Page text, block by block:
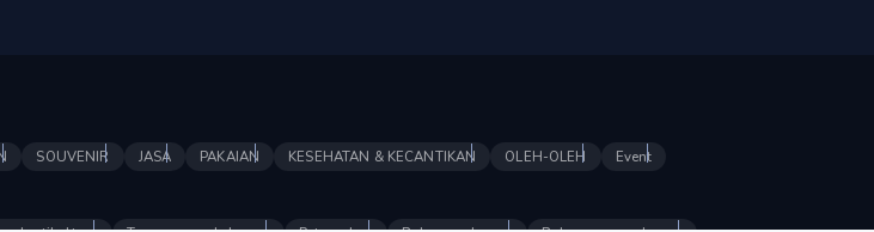
SOUVENIR JASA PAKAIAN KESEHATAN & KECANTIKAN OLEH-OLEH
Event